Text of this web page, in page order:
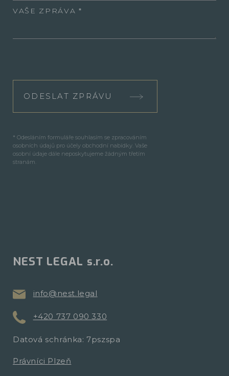
VAŠE ZPRÁVA
ODESLAT ZPRÁVU
* Odesláním formuláře souhlasím se zpracováním
osobních údajů pro účely obchodní nabídky. Vaše
osobní údaje dále neposkytujeme žádným třetím
stranám.
NEST LEGAL s.r.o.
info@nest.legal
+420 737 090 330
Datová schránka: 7pszspa
Právníci Plzeň